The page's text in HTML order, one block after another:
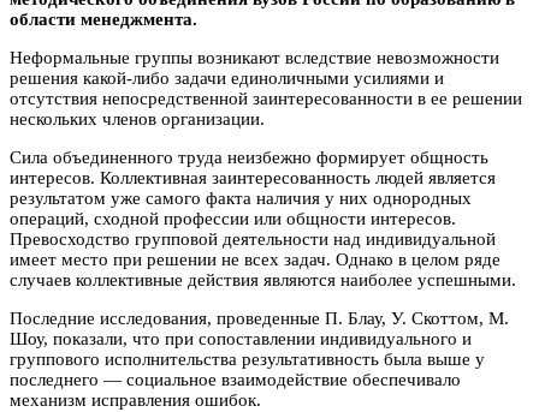
области менеджмента.
Неформальные группы возникают вследствие невозможности
решения какой-либо задачи единоличными усилиями и
отсутствия непосредственной заинтересованности в ее решении
нескольких членов организации.
Сила объединенного труда неизбежно формирует общность
интересов. Коллективная заинтересованность людей является
результатом уже самого факта наличия у них однородных
операций, сходной профессии или общности интересов.
Превосходство групповой деятельности над индивидуальной
имеет место при решении не всех задач. Однако в целом ряде
случаев коллективные действия являются наиболее успешными.
Последние исследования, проведенные П. Блау, У. Скоттом, М.
Шоу, показали, что при сопоставлении индивидуального и
группового исполнительства результативность была выше у
последнего — социальное взаимодействие обеспечивало
механизм исправления ошибок.